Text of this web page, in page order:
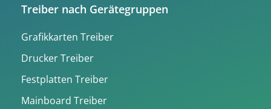
Treiber nach Gerätegruppen
Grafikkarten Treiber
Drucker Treiber
Festplatten Treiber
Mainboard Treiber